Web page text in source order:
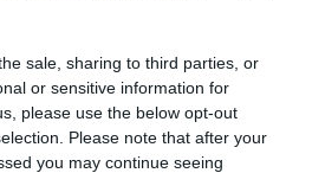
sale, sharing to third parties, or
or sensitive information for
please use the below opt-out
Please note that after your
you may continue seeing
egyik legendája, egy olyan
kapcsolt minket
a rendszerváltás előtt, a
Olyan eszmei jelentőségű,